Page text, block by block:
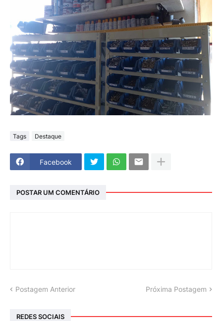
Tags Destaque
Facebook
POSTAR UM COMENTÁRIO
Postagem Anterior Próxima Postagem
REDES SOCIAIS